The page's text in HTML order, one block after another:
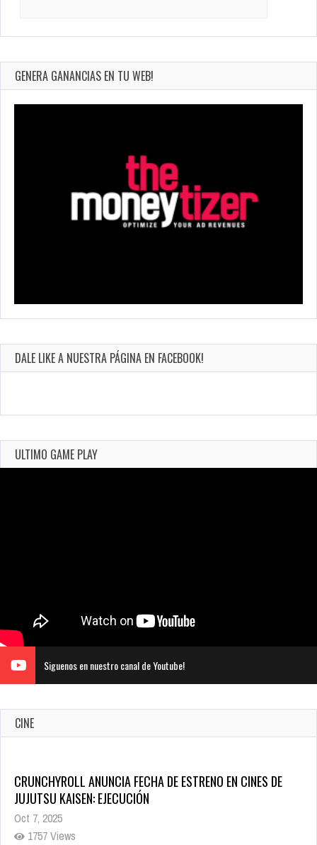
GENERA GANANCIAS EN TU WEB!
DALE LIKE A NUESTRA PÁGINA EN FACEBOOK!
ULTIMO GAME PLAY
Siguenos en nuestro canal de Youtube!
CINE
5 Películas de Terror Basadas en la Vida Real que te Helarán
la Sangre
Oct 22, 2025
1337 Views